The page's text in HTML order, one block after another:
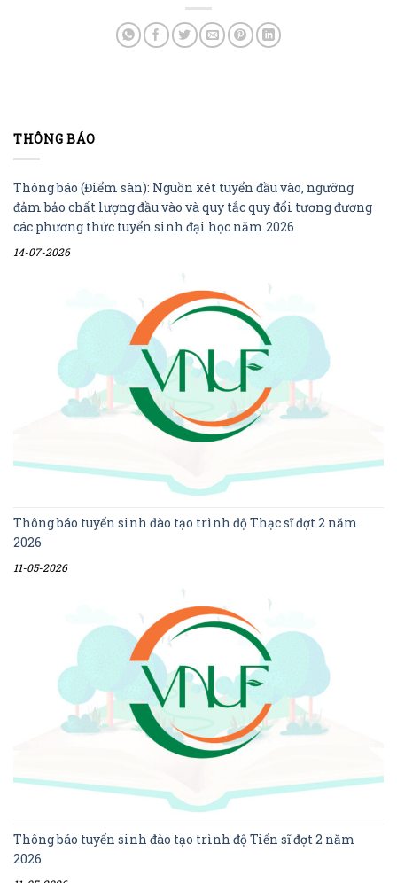
THÔNG BÁO
Thông báo (Điểm sàn): Nguồn xét tuyển đầu vào, ngưỡng
đảm bảo chất lượng đầu vào và quy tắc quy đổi tương đương
các phương thức tuyển sinh đại học năm 2026
14-07-2026
Thông báo tuyển sinh đào tạo trình độ Thạc sĩ đợt 2 năm
2026
11-05-2026
Thông báo tuyển sinh đào tạo trình độ Tiến sĩ đợt 2 năm
2026